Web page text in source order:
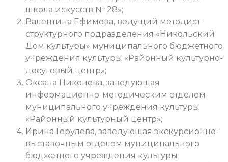
школа искусств № 28»;
Валентина Ефимова, ведущий методист
структурного подразделения «Никольский
Дом культуры» муниципального бюджетного
учреждения культуры «Районный культурно-
досуговый центр»;
Оксана Никонова, заведующая
информационно-методическим отделом
муниципального учреждения культуры
«Районный культурный центр»;
Ирина Горулева, заведующая экскурсионно-
выставочным отделом муниципального
бюджетного учреждения культуры